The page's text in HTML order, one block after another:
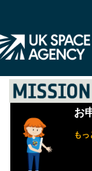
お知らせ
サイトの
す。翻訳
再開
お
もっ